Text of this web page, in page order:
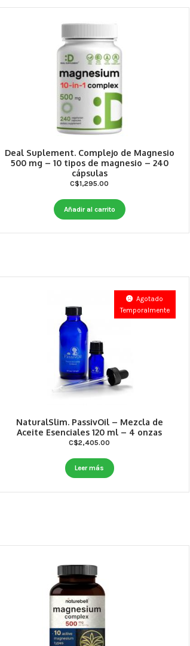
Deal Suplement. Complejo de Magnesio
500 mg – 10 tipos de magnesio – 240
cápsulas
C$1,295.00
Añadir al carrito
NaturalSlim. PassivOil – Mezcla de
Aceite Esenciales 120 ml – 4 onzas
Agotado
Temporalmente
C$2,405.00
Leer más